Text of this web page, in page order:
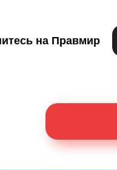
на Правмир